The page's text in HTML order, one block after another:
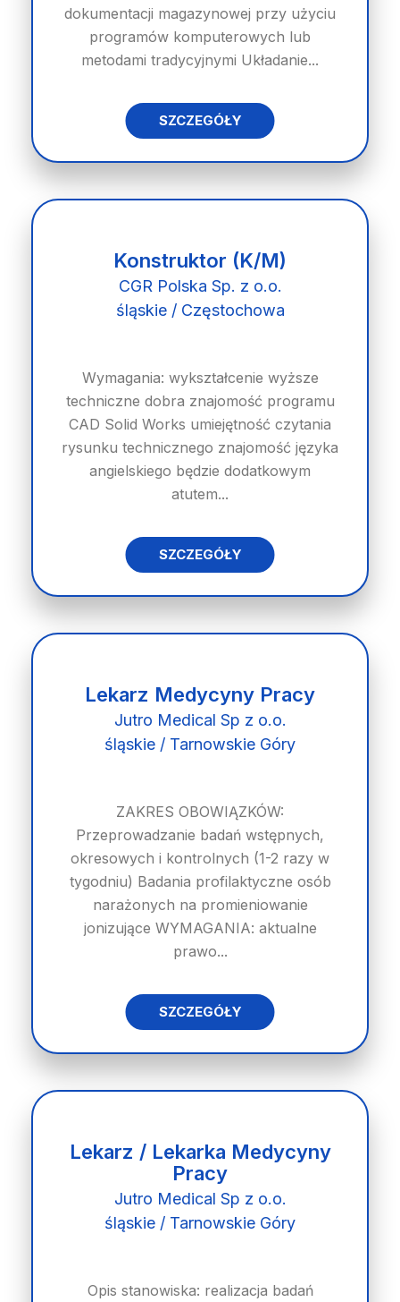
dokumentacji magazynowej przy użyciu
programów komputerowych lub
metodami tradycyjnymi Układanie...
SZCZEGÓŁY
Konstruktor (K/M)
CGR Polska Sp. z o.o.
śląskie / Częstochowa
Wymagania: wykształcenie wyższe
techniczne dobra znajomość programu
CAD Solid Works umiejętność czytania
rysunku technicznego znajomość języka
angielskiego będzie dodatkowym
atutem...
SZCZEGÓŁY
Lekarz Medycyny Pracy
Jutro Medical Sp z o.o.
śląskie / Tarnowskie Góry
ZAKRES OBOWIĄZKÓW:
Przeprowadzanie badań wstępnych,
okresowych i kontrolnych (1-2 razy w
tygodniu) Badania profilaktyczne osób
narażonych na promieniowanie
jonizujące WYMAGANIA: aktualne
prawo...
SZCZEGÓŁY
Lekarz / Lekarka Medycyny
Pracy
Jutro Medical Sp z o.o.
śląskie / Tarnowskie Góry
Opis stanowiska: realizacja badań